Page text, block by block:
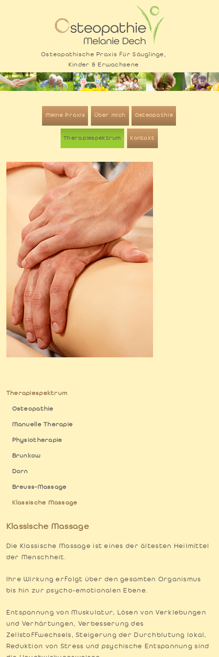
Osteopathische Praxis für Säuglinge,
Kinder & Erwachsene
Zum
Inhalt
springen
Meine Praxis Über mich Osteopathie
Therapiespektrum Kontakt
Therapiespektrum
Osteopathie
Manuelle Therapie
Physiotherapie
Brunkow
Dorn
Breuss-Massage
Klassische Massage
Klassische Massage
Die Klassische Massage ist eines der ältesten Heilmittel
der Menschheit.
Ihre Wirkung erfolgt über den gesamten Organismus
bis hin zur psycho-emotionalen Ebene.
Entspannung von Muskulatur, Lösen von Verklebungen
und Verhärtungen, Verbesserung des
Zellstoffwechsels, Steigerung der Durchblutung lokal,
Reduktion von Stress und psychische Entspannung sind